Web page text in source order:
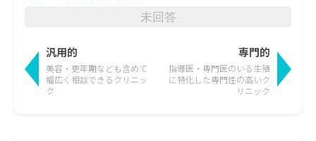
未回答
汎用的
美容・更年期なども含めて
幅広く相談できるクリニッ
ク
指導医・専門医のいる生殖
に特化した専門性の高いク
リニック
専門的